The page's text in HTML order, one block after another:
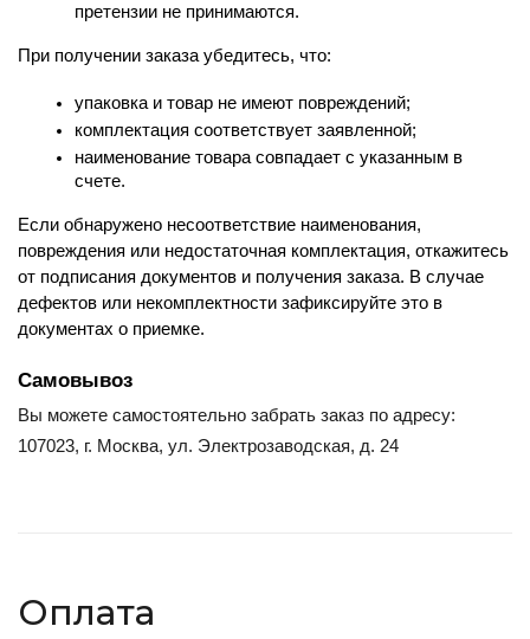
претензии не принимаются.
При получении заказа убедитесь, что:
упаковка и товар не имеют повреждений;
комплектация соответствует заявленной;
наименование товара совпадает с указанным в
счете.
Если обнаружено несоответствие наименования,
повреждения или недостаточная комплектация, откажитесь
от подписания документов и получения заказа. В случае
дефектов или некомплектности зафиксируйте это в
документах о приемке.
Самовывоз
Вы можете самостоятельно забрать заказ по адресу:
107023, г. Москва, ул. Электрозаводская, д. 24
Оплата